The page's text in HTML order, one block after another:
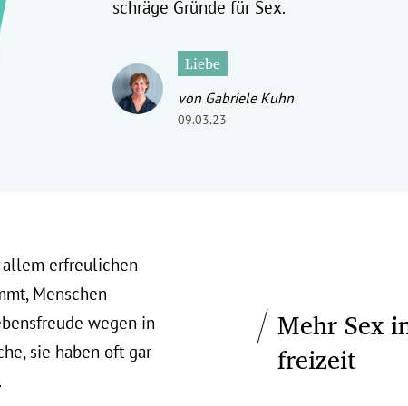
schräge Gründe für Sex.
Liebe
von Gabriele Kuhn
09.03.23
erfreulichen
Menschen
wegen in
sie haben oft gar
Mehr Sex
freizeit